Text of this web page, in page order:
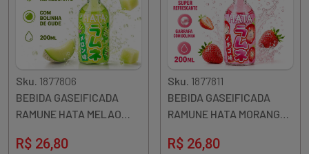
Sku. 1877806
BEBIDA GASEIFICADA
RAMUNE HATA MELAO
R$ 26,80
Sku. 1877811
BEBIDA GASEIFICADA
RAMUNE HATA MORANGO
R$ 26,80